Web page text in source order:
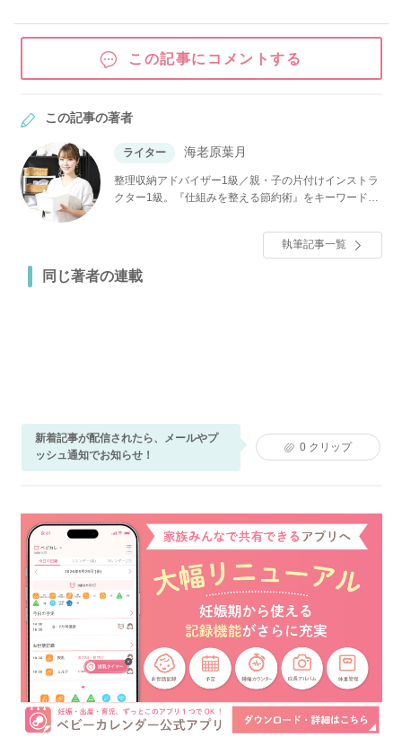
この記事にコメントする
この記事の著者
ライター 海老原葉月
整理収納アドバイザー1級／親・子の片付けインストラ
クター1級。『仕組みを整える節約術』をキーワード
で続けられる情報をお届けします。夫、小2、年長男子
執筆記事一覧
同じ著者の連載
新着記事が配信されたら、メールやプ
ッシュ通知でお知らせ！
0 クリップ